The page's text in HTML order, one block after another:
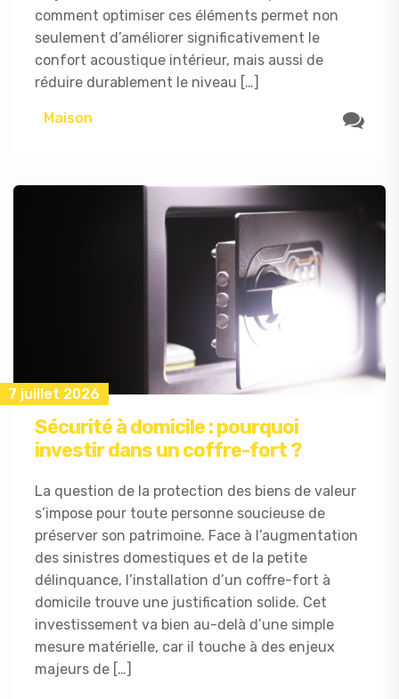
comment optimiser ces éléments permet non
seulement d’améliorer significativement le
confort acoustique intérieur, mais aussi de
réduire durablement le niveau […]
Maison
7 juillet 2026
Sécurité à domicile : pourquoi
investir dans un coffre-fort ?
La question de la protection des biens de valeur
s’impose pour toute personne soucieuse de
préserver son patrimoine. Face à l’augmentation
des sinistres domestiques et de la petite
délinquance, l’installation d’un coffre-fort à
domicile trouve une justification solide. Cet
investissement va bien au-delà d’une simple
mesure matérielle, car il touche à des enjeux
majeurs de […]